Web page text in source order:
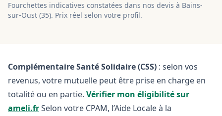
Fourchettes indicatives constatées dans nos devis à Bains-
sur-Oust (35). Prix réel selon votre profil.
Complémentaire Santé Solidaire (CSS) : selon vos
revenus, votre mutuelle peut être prise en charge en
totalité ou en partie. Vérifier mon éligibilité sur
ameli.frSelon votre CPAM, l’Aide Locale à la